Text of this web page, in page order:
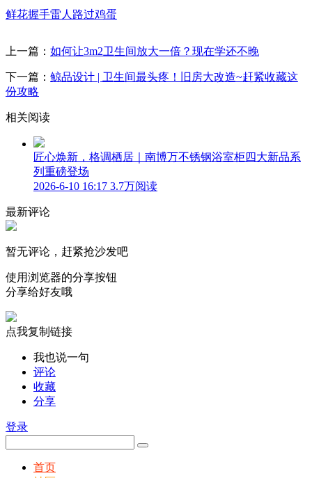
鲜花握手雷人 路过鸡蛋
上一篇： 如何让3m2卫生间放大一倍？现在学还不晚
下一篇： 鲸品设计 | 卫生间最头疼！旧房大改造~赶紧收藏这
份攻略
相关阅读
匠心焕新，格调栖居｜南博万不锈钢浴室柜四大新品系
列重磅登场
2026-6-10 16:17 3.7万阅读
最新评论
暂无评论，赶紧抢沙发吧
使用浏览器的分享按钮
分享给好友哦
点我复制链接
我也说一句
评论
收藏
分享
登录
首页